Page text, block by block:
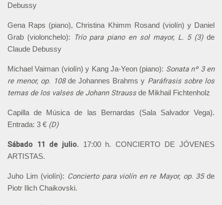
Debussy
Gena Raps (piano), Christina Khimm Rosand (violín) y Daniel
Grab (violonchelo):
Trío para piano en sol mayor, L. 5 (3)de
Claude Debussy
Michael Vaiman (violín) y Kang Ja-Yeon (piano): Sonata nº 3 en
re menor, op. 108de Johannes Brahms y Paráfrasis sobre los
temas de los valses de Johann Strauss de Mikhail Fichtenholz
Capilla de Música de las Bernardas (Sala Salvador Vega).
Entrada: 3 € (D)
Sábado 11 de julio. 17:00 h. CONCIERTO DE JÓVENES
ARTISTAS.
Juho Lim (violín): Concierto para violín en re Mayor, op. 35de
Piotr Ilich Chaikovski.